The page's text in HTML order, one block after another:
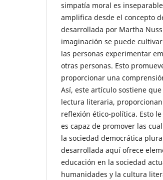
simpatía moral es
amplifica desde el concepto
desarrollada por Martha
imaginación se puede
las personas experimentar
otras personas. Esto
proporcionar una
Así, este artículo sostiene
lectura literaria,
reflexión ético-política. Esto
es capaz de promover las
la sociedad democrática
desarrollada aquí ofrece
educación en la sociedad
humanidades y la cultura